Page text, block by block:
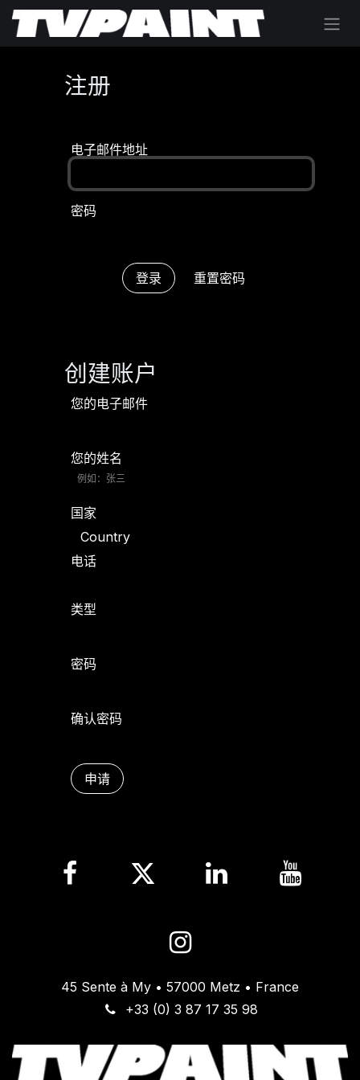
跳至内容
注册
电子邮件地址
密码
登录 重置密码
创建账户
您的电子邮件
您的姓名
国家
电话
类型
密码
确认密码
申请
45 Sente à My • 57000 Metz • France
+33 (0) 3 87 17 35 98